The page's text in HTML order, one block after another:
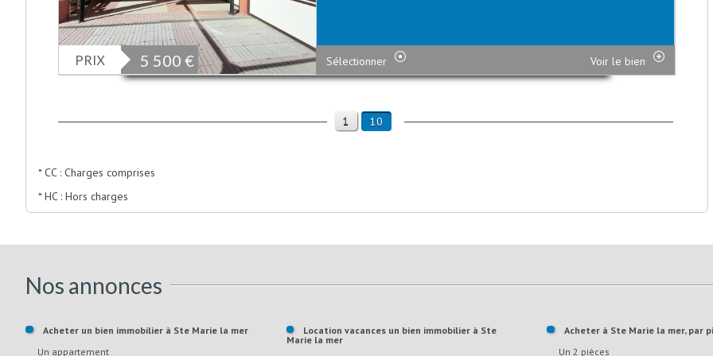
PRIX 5 500 € Sélectionner Voir le bien
1 10
* CC : Charges comprises
* HC : Hors charges
Nos annonces
Acheter un bien immobilier à Ste Marie la mer
Un appartement
Location vacances un bien immobilier à Ste
Marie la mer
Acheter à Ste Marie la mer, par
Un 2 pièces